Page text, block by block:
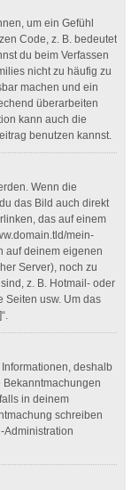
um ein Gefühl
Code, z. B. bedeutet
du beim Verfassen
nicht zu häufig zu
machen und ein
überarbeiten
kann auch die
benutzen kannst.
Wenn die
das Bild auch direkt
das auf einem
mein-
auf deinem eigenen
Server), noch zu
z. B. Hotmail- oder
Seiten usw. Um das
deshalb
in deinem
schreiben
Administration